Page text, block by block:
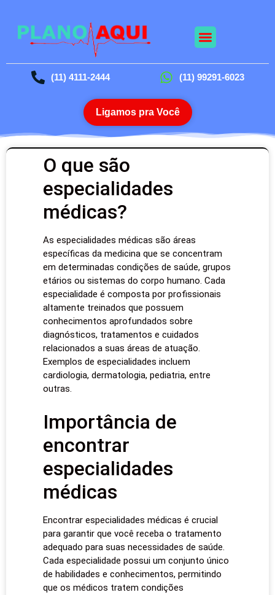
(11) 4111-2444 (11) 99291-6023
Ligamos pra Você
O que são
especialidades
médicas?
As especialidades médicas são áreas
específicas da medicina que se concentram
em determinadas condições de saúde, grupos
etários ou sistemas do corpo humano. Cada
especialidade é composta por profissionais
altamente treinados que possuem
conhecimentos aprofundados sobre
diagnósticos, tratamentos e cuidados
relacionados a suas áreas de atuação.
Exemplos de especialidades incluem
cardiologia, dermatologia, pediatria, entre
outras.
Importância de
encontrar
especialidades
médicas
Encontrar especialidades médicas é crucial
para garantir que você receba o tratamento
adequado para suas necessidades de saúde.
Cada especialidade possui um conjunto único
de habilidades e conhecimentos, permitindo
que os médicos tratem condições